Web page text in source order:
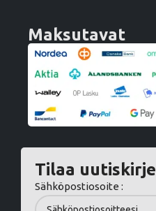
Maksutavat
Tilaa uutiskirje
Sähköpostiosoite :